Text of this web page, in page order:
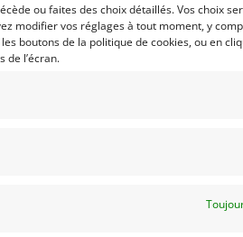
ou faites des choix détaillés. Vos choix
modifier vos réglages à tout moment, y
boutons de la politique de cookies, ou en
de l’écran.
Vendu par : Franco LEMBO
CITROEN 2CV 6 SPECIAL (1987)